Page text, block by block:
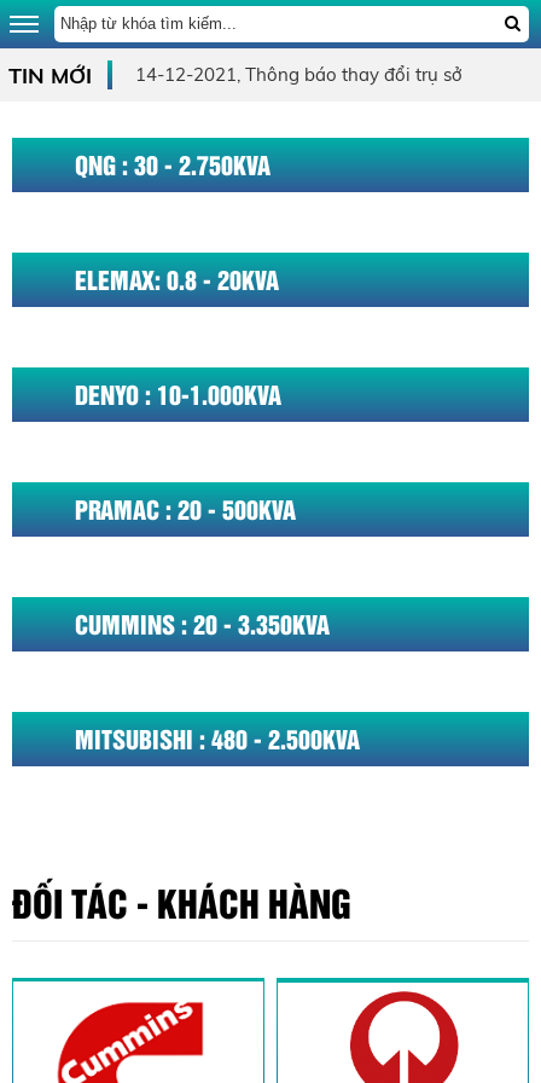
TIN MỚI 14-12-2021, Thông báo thay đổi trụ sở
QNG : 30 - 2.750KVA
ELEMAX: 0.8 - 20KVA
DENYO : 10-1.000KVA
PRAMAC : 20 - 500KVA
CUMMINS : 20 - 3.350KVA
MITSUBISHI : 480 - 2.500KVA
ĐỐI TÁC - KHÁCH HÀNG